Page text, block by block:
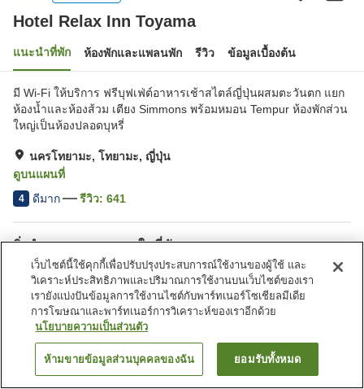
Hotel Relax Inn Toyama
แนะนำที่พัก ห้องพักและแพลนพัก รีวิว ข้อมูลเบื้องต้น
มี Wi-Fi ให้บริการ ฟรีบุฟเฟ่ต์อาหารเช้าสไตล์ญี่ปุ่นผสมตะวันตก แยก
ห้องน้ำและห้องส้วม เตียง Simmons พร้อมหมอน Tempur ห้องพักส่วน
ใหญ่เป็นห้องปลอดบุหรี่
นครโทยามะ, โทยามะ, ญี่ปุ่น
ดูบนแผนที่
4 ดีมาก รีวิว: 641
สิ่งอำนวยความสะดวกในที่พัก
ที่จอดรถ
สปา/บิวตี้ซาลอน
ร้านอาหาร
ตู้จำหน่ายอัตโนมัติ
หน้าแรก ญี่ปุ่น โทยามะ
ค้นหาห้องพัก
เว็บไซต์นี้ใช้คุกกี้เพื่อปรับปรุงประสบการณ์ใช้งานของผู้ใช้ และ
วิเคราะห์ประสิทธิภาพและปริมาณการใช้งานบนเว็บไซต์ของเรา
เรายังแบ่งปันข้อมูลการใช้งานไซต์กับพาร์ทเนอร์โซเชียลมีเดีย
การโฆษณาและพาร์ทเนอร์การวิเคราะห์ของเราอีกด้วย
นโยบายความเป็นส่วนตัว
ห้ามขายข้อมูลส่วนบุคคลของฉัน ยอมรับทั้งหมด